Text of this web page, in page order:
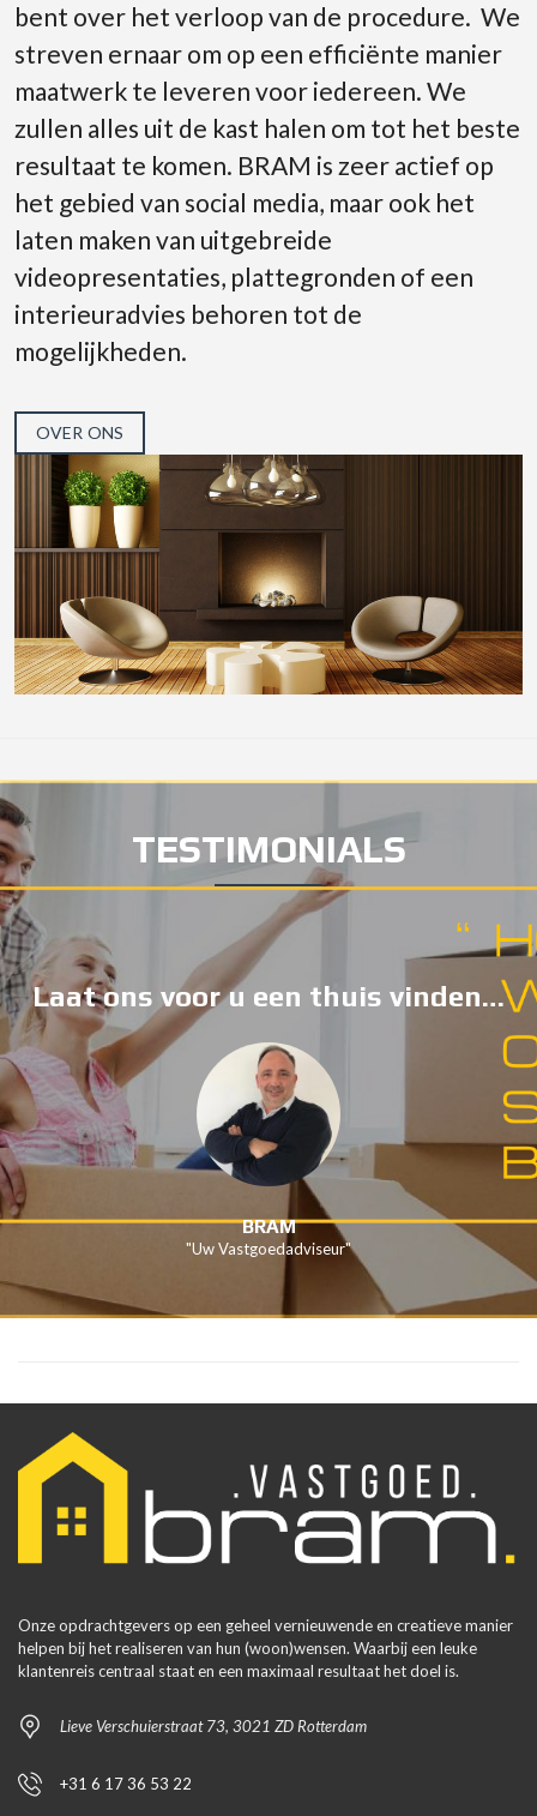
bent over het verloop van de procedure. We
streven ernaar om op een efficiënte manier
maatwerk te leveren voor iedereen. We
zullen alles uit de kast halen om tot het beste
resultaat te komen. BRAM is zeer actief op
het gebied van social media, maar ook het
laten maken van uitgebreide
videopresentaties, plattegronden of een
interieuradvies behoren tot de
mogelijkheden.
OVER ONS
TESTIMONIALS
Laat ons voor u een thuis vinden…
BRAM
"Uw Vastgoedadviseur"
Onze opdrachtgevers op een geheel vernieuwende en creatieve manier
helpen bij het realiseren van hun (woon)wensen. Waarbij een leuke
klantenreis centraal staat en een maximaal resultaat het doel is.
Lieve Verschuierstraat 73, 3021 ZD Rotterdam
+31 6 17 36 53 22